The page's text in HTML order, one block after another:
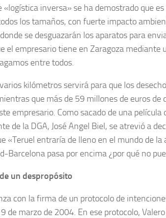
«logística inversa» se ha demostrado que
los tamaños, con fuerte impacto
se desguazarán los aparatos para
el empresario tiene en Zaragoza mediante
entre todos.
kilómetros servirá para que los
que más de 59 millones de euros de
empresario. Como sacado de una película
de la DGA, José Angel Biel, se atrevió a
«Teruel entraría de lleno en el mundo de
Barcelona pasa por encima ¿por qué no
un despropósito
con la firma de un protocolo de
de marzo de 2004. En ese protocolo,